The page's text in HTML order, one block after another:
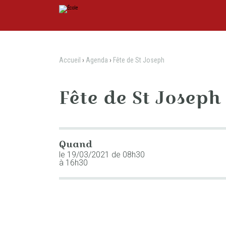
au
contenu.
à
personnels
Accueil › Agenda › Fête de St Joseph
Fête de St Joseph
Quand
le 19/03/2021 de 08h30
à 16h30